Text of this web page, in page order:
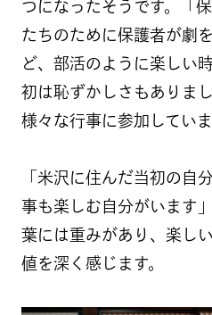
つになったそうです。「
たちのために保護者が劇
ど、部活のように楽しい
初は恥ずかしさもありま
様々な行事に参加していま
「米沢に住んだ当初の自
事も楽しむ自分がいます
葉には重みがあり、楽し
値を深く感じます。